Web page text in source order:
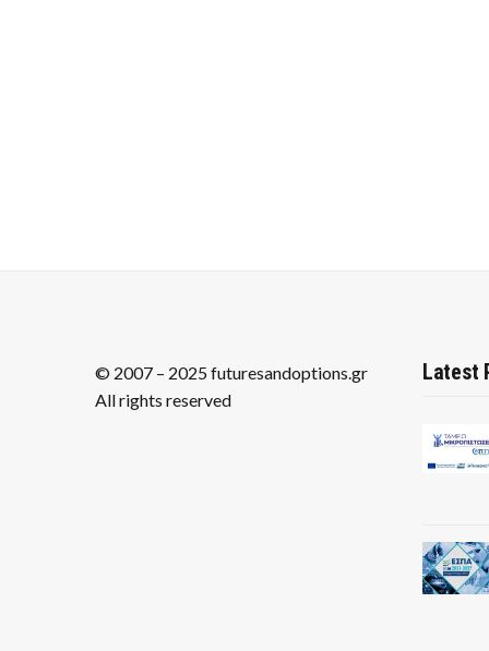
© 2007 – 2025 futuresandoptions.gr
All rights reserved
Latest